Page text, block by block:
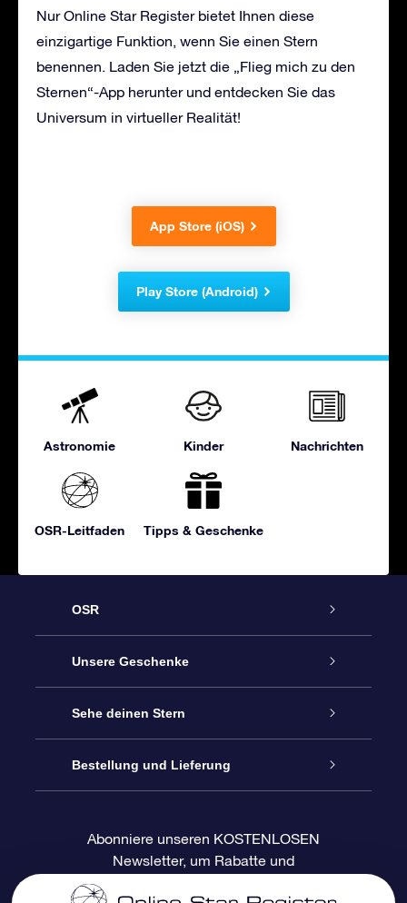
Nur Online Star Register bietet Ihnen diese
einzigartige Funktion, wenn Sie einen Stern
benennen. Laden Sie jetzt die „Flieg mich zu den
Sternen“-App herunter und entdecken Sie das
Universum in virtueller Realität!
App Store (iOS)
Play Store (Android)
Astronomie Kinder Nachrichten
OSR-Leitfaden Tipps & Geschenke
OSR
Service
Kontakt
Blog
Bewertungen
Unsere Geschenke
Sterne schenken
OSR-Geschenkpaket
OSR-Geschenkgutschein
Sehe deinen Stern
Sternregister
Personalisierte Sternseite
Bestellung und Lieferung
Zahlungsinformationen
Abonniere unseren KOSTENLOSEN
Newsletter, um Rabatte und